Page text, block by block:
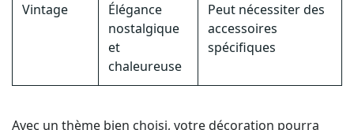
Vintage
Élégance
nostalgique
et
chaleureuse
Peut nécessiter des
accessoires
spécifiques
Avec un thème bien choisi, votre décoration pourra